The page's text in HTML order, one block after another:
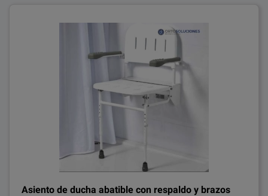
Asiento de ducha abatible con respaldo y brazos